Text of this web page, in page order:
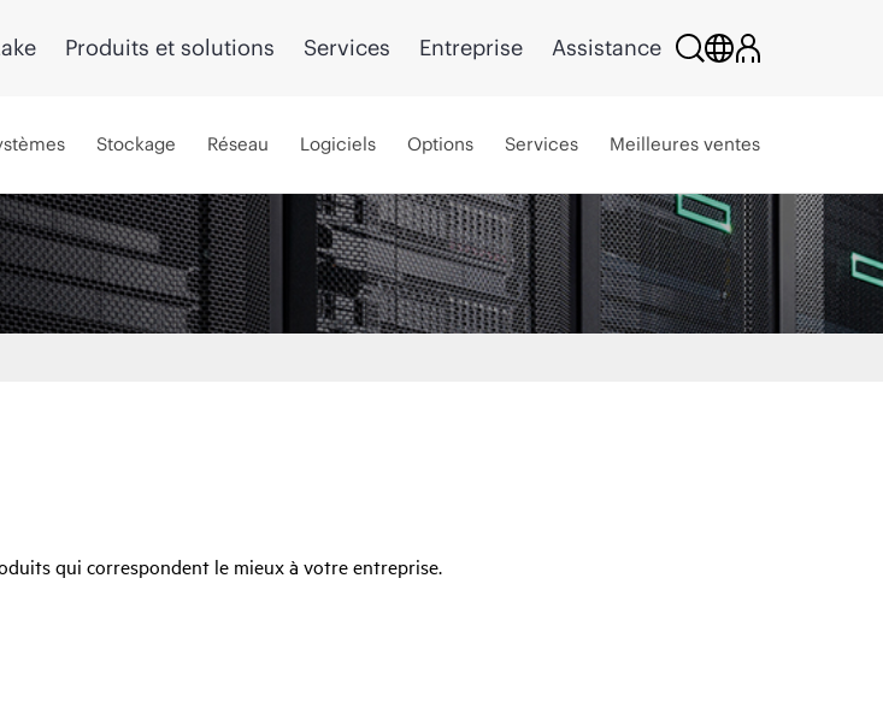
Produits et solutions Services Entreprise Assistance
Stockage Réseau Logiciels Options Services Meilleures ventes
qui correspondent le mieux à votre entreprise.